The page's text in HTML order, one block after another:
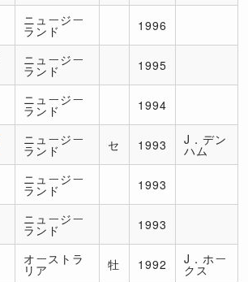
ニュージー
ランド 1996
ニュージー
ランド 1995
ニュージー
ランド 1994
ニュージー
ランド セ 1993 J．デン
ハム
ニュージー
ランド 1993
ニュージー
ランド 1993
オーストラ
リア 牡 1992 J．ホー
クス